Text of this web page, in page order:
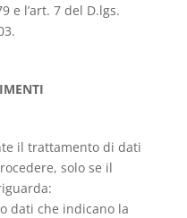
e l’art. 7 del D.lgs.
il trattamento di dati
solo se il
dati che indicano la